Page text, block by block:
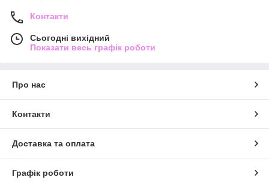
Контакти
Сьогодні вихідний
Показати весь графік роботи
Про нас
Контакти
Доставка та оплата
Графік роботи